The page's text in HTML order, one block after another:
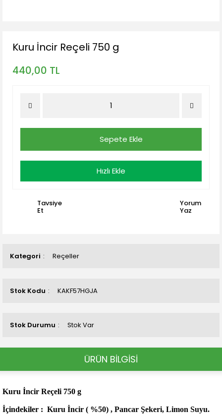
Kategori Reçeller
Stok Kodu KAKF57HGJA
Stok Durumu Stok Var
Kuru İncir Reçeli 750 g
440,00 TL
Sepete Ekle
Hızlı Ekle
Tavsiye
Et
Yorum
Yaz
ÜRÜN BİLGİSİ
Kuru İncir Reçeli 750 g
İçindekiler : Kuru İncir ( %50) , Pancar Şekeri, Limon Suyu.